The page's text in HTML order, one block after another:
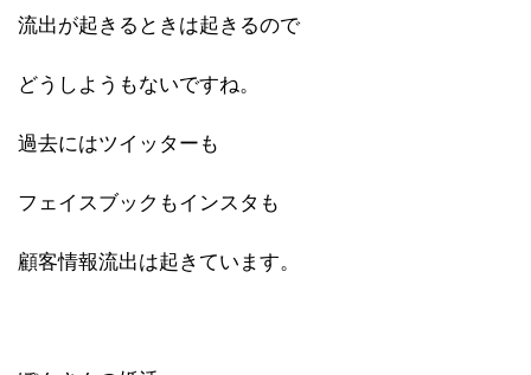
流出が起きるときは起きるので
どうしようもないですね。
過去にはツイッターも
フェイスブックもインスタも
顧客情報流出は起きています。